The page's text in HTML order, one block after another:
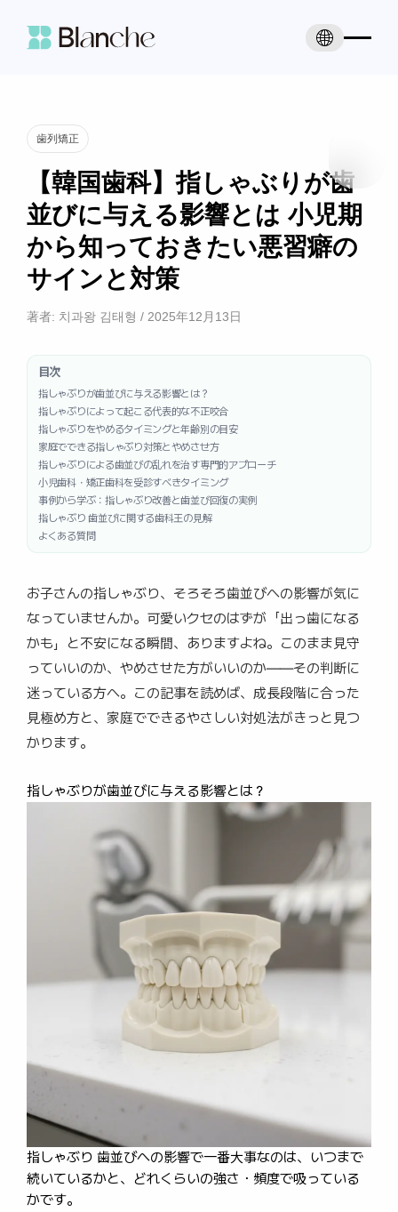
歯列矯正
【韓国歯科】指しゃぶりが歯
並びに与える影響とは 小児期
から知っておきたい悪習癖の
サインと対策
著者: 치과왕 김태형 / 2025年12月13日
目次
指しゃぶりが歯並びに与える影響とは？
指しゃぶりによって起こる代表的な不正咬合
指しゃぶりをやめるタイミングと年齢別の目安
家庭でできる指しゃぶり対策とやめさせ方
指しゃぶりによる歯並びの乱れを治す専門的アプローチ
小児歯科・矯正歯科を受診すべきタイミング
事例から学ぶ：指しゃぶり改善と歯並び回復の実例
指しゃぶり 歯並びに関する歯科王の見解
よくある質問
お子さんの指しゃぶり、そろそろ歯並びへの影響が気に
なっていませんか。可愛いクセのはずが「出っ歯になる
かも」と不安になる瞬間、ありますよね。このまま見守
っていいのか、やめさせた方がいいのか――その判断に
迷っている方へ。この記事を読めば、成長段階に合った
見極め方と、家庭でできるやさしい対処法がきっと見つ
かります。
指しゃぶりが歯並びに与える影響とは？
指しゃぶり 歯並びへの影響で一番大事なのは、いつまで
続いているかと、どれくらいの強さ・頻度で吸っている
かです。